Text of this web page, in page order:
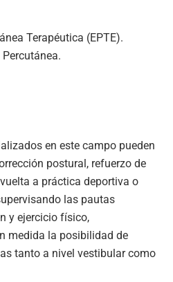
Terapéutica (EPTE).
en este campo pueden
postural, refuerzo de
a práctica deportiva o
las pautas
y ejercicio físico,
medida la posibilidad de
tanto a nivel vestibular como